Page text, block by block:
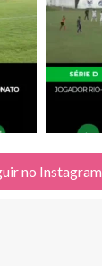
no Instagram